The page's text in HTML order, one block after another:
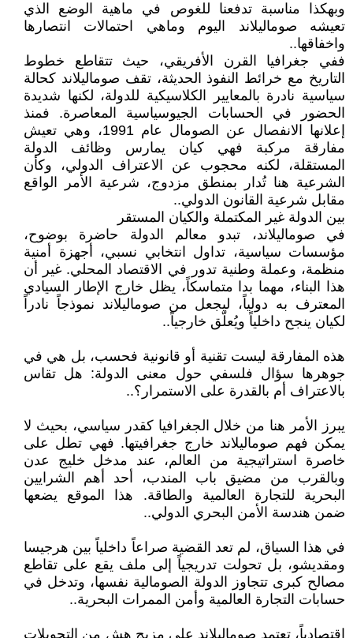
وبهكذا مناسبة تدفعنا للغوص في ماهية الوضع الذي
تعيشه صوماليلاند اليوم وماهي احتمالات انتصارها
واخفاقها..
ففي جغرافيا القرن الأفريقي، حيث تتقاطع خطوط
التاريخ مع خرائط النفوذ الحديثة، تقف صوماليلاند كحالة
سياسية نادرة بالمعايير الكلاسيكية للدولة، لكنها شديدة
الحضور في الحسابات الجيوسياسية المعاصرة. فمنذ
إعلانها الانفصال عن الصومال عام 1991، وهي تعيش
مفارقة مركبة فهي كيان يمارس وظائف الدولة
المستقلة، لكنه محجوب عن الاعتراف الدولي، وكأن
الشرعية هنا تُدار بمنطق مزدوج، شرعية الأمر الواقع
مقابل شرعية القانون الدولي..
بين الدولة غير المكتملة والكيان المستقر
في صوماليلاند، تبدو معالم الدولة حاضرة بوضوح،
مؤسسات سياسية، تداول انتخابي نسبي، أجهزة أمنية
منظمة، وعملة وطنية تدور في الاقتصاد المحلي. غير أن
هذا البناء، مهما بدا متماسكاً، يظل خارج الإطار السيادي
المعترف به دولياً، ليجعل من صوماليلاند نموذجاً نادراً
لكيان ينجح داخلياً ويُعلّق خارجياً..
هذه المفارقة ليست تقنية أو قانونية فحسب، بل هي في
جوهرها سؤال فلسفي حول معنى الدولة: هل تقاس
بالاعتراف أم بالقدرة على الاستمرار؟..
يبرز الأمر هنا من خلال الجغرافيا كقدر سياسي، بحيث لا
يمكن فهم صوماليلاند خارج جغرافيتها. فهي تطل على
خاصرة استراتيجية من العالم، عند مدخل خليج عدن
وبالقرب من مضيق باب المندب، أحد أهم الشرايين
البحرية للتجارة العالمية والطاقة. هذا الموقع يضعها
ضمن هندسة الأمن البحري الدولي..
في هذا السياق، لم تعد القضية صراعاً داخلياً بين هرجيسا
ومقديشو، بل تحولت تدريجياً إلى ملف يقع على تقاطع
مصالح كبرى تتجاوز الدولة الصومالية نفسها، وتدخل في
حسابات التجارة العالمية وأمن الممرات البحرية..
اقتصادياً، تعتمد صوماليلاند على مزيج هش من التحويلات